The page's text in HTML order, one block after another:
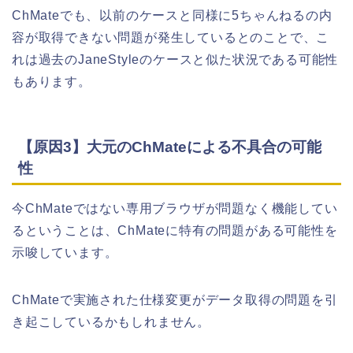
ChMateでも、以前のケースと同様に5ちゃんねるの内
容が取得できない問題が発生しているとのことで、こ
れは過去のJaneStyleのケースと似た状況である可能性
もあります。
【原因3】大元のChMateによる不具合の可能
性
今ChMateではない専用ブラウザが問題なく機能してい
るということは、ChMateに特有の問題がある可能性を
示唆しています。
ChMateで実施された仕様変更がデータ取得の問題を引
き起こしているかもしれません。